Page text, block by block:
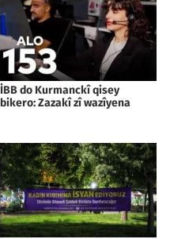
İBB do Kurmanckî qisey
bikero: Zazakî zî wazîyena